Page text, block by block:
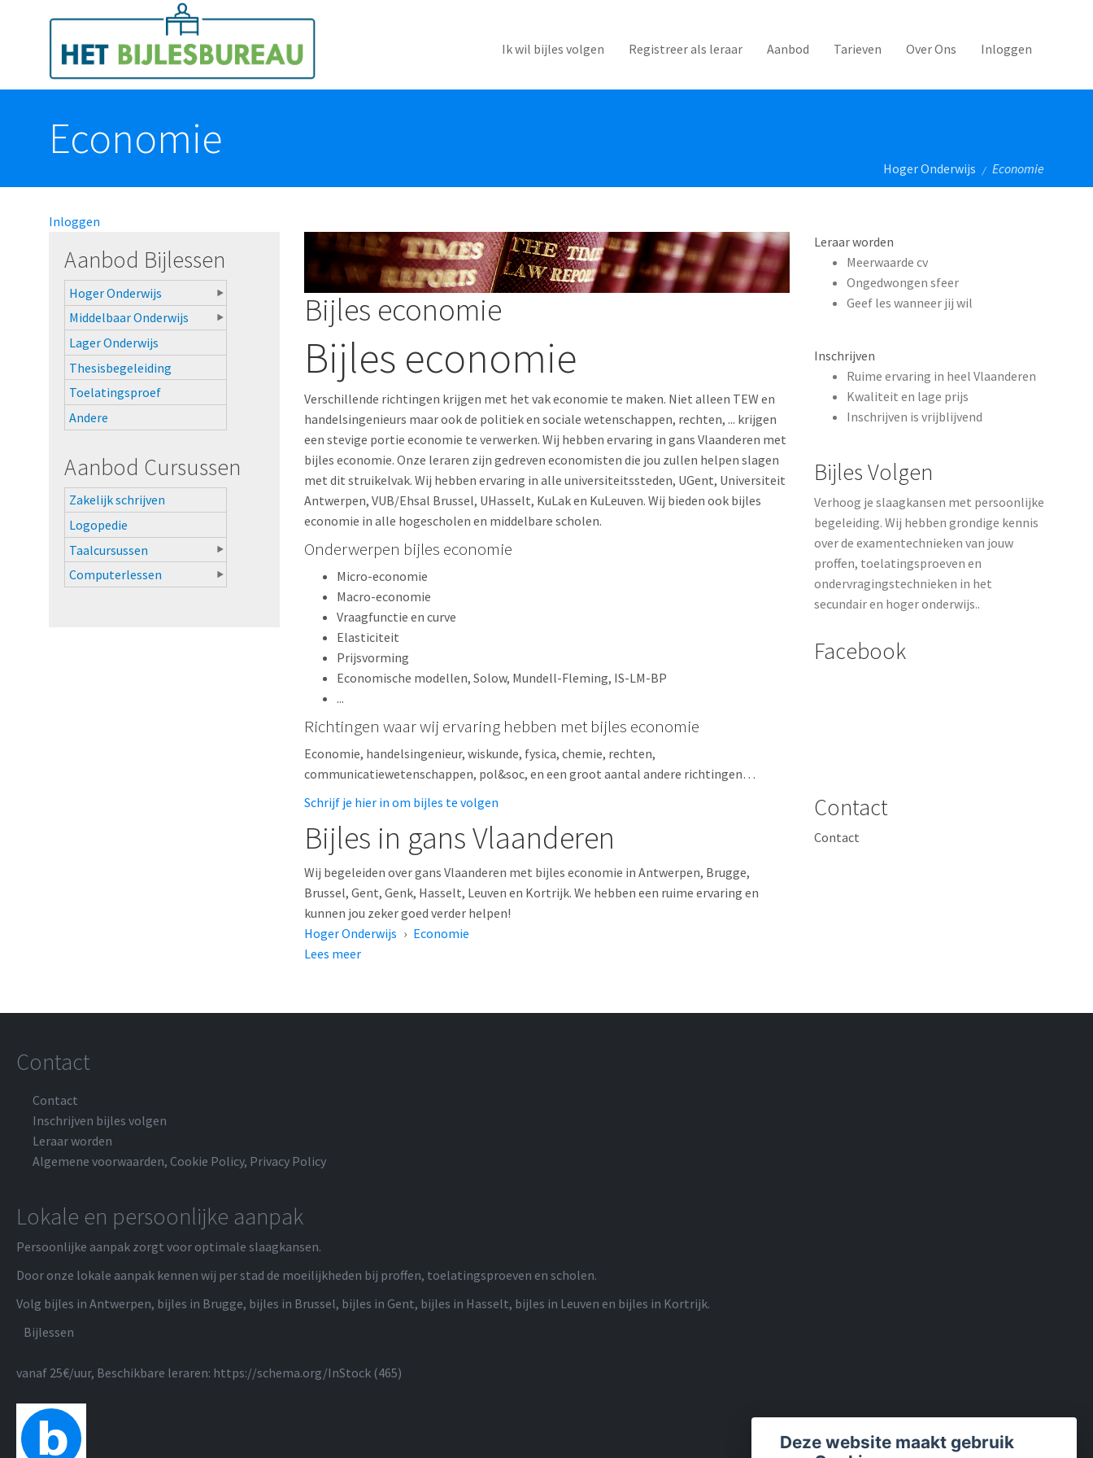
Overslaan en naar de algemene inhoud gaan
Toggle menu
Ik wil bijles volgen Registreer als leraar Aanbod Tarieven Over Ons Inloggen
Economie
Hoger Onderwijs / Economie
Inloggen
Aanbod Bijlessen
Hoger Onderwijs
Middelbaar Onderwijs
Lager Onderwijs
Thesisbegeleiding
Toelatingsproef
Andere
Aanbod Cursussen
Zakelijk schrijven
Logopedie
Taalcursussen
Computerlessen
Bijles economie
Bijles economie
Verschillende richtingen krijgen met het vak economie te maken. Niet alleen TEW en
handelsingenieurs maar ook de politiek en sociale wetenschappen, rechten, ... krijgen
een stevige portie economie te verwerken. Wij hebben ervaring in gans Vlaanderen met
bijles economie. Onze leraren zijn gedreven economisten die jou zullen helpen slagen
met dit struikelvak. Wij hebben ervaring in alle universiteitssteden, UGent, Universiteit
Antwerpen, VUB/Ehsal Brussel, UHasselt, KuLak en KuLeuven. Wij bieden ook bijles
economie in alle hogescholen en middelbare scholen.
Onderwerpen bijles economie
Micro-economie
Macro-economie
Vraagfunctie en curve
Elasticiteit
Prijsvorming
Economische modellen, Solow, Mundell-Fleming, IS-LM-BP
...
Richtingen waar wij ervaring hebben met bijles economie
Economie, handelsingenieur, wiskunde, fysica, chemie, rechten,
communicatiewetenschappen, pol&soc, en een groot aantal andere richtingen…
Schrijf je hier in om bijles te volgen
Bijles in gans Vlaanderen
Wij begeleiden over gans Vlaanderen met bijles economie in Antwerpen, Brugge,
Brussel, Gent, Genk, Hasselt, Leuven en Kortrijk. We hebben een ruime ervaring en
kunnen jou zeker goed verder helpen!
Hoger Onderwijs › Economie
Lees meerover Bijles economie
Leraar worden
Meerwaarde cv
Ongedwongen sfeer
Geef les wanneer jij wil
Inschrijven
Ruime ervaring in heel Vlaanderen
Kwaliteit en lage prijs
Inschrijven is vrijblijvend
Bijles Volgen
Verhoog je slaagkansen met persoonlijke
begeleiding. Wij hebben grondige kennis
over de examentechnieken van jouw
proffen, toelatingsproeven en
ondervragingstechnieken in het
secundair en hoger onderwijs..
Facebook
Contact
Contact
Contact
Contact
Inschrijven bijles volgen
Leraar worden
Algemene voorwaarden, Cookie Policy, Privacy Policy
Lokale en persoonlijke aanpak
Persoonlijke aanpak zorgt voor optimale slaagkansen.
Door onze lokale aanpak kennen wij per stad de moeilijkheden bij proffen, toelatingsproeven en scholen.
Volg bijles in Antwerpen, bijles in Brugge, bijles in Brussel, bijles in Gent, bijles in Hasselt, bijles in Leuven en bijles in Kortrijk.
Bijlessen
vanaf 25€/uur, Beschikbare leraren: https://schema.org/InStock (465)
Deze website maakt gebruik